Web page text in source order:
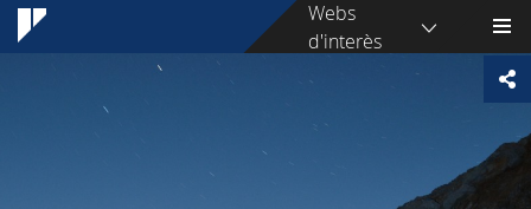
Webs
d'interès